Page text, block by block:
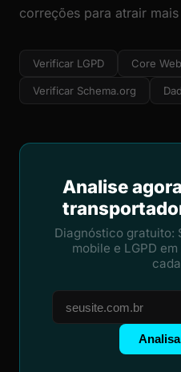
correções para atrair
Verificar LGPD Core
Verificar Schema.org
Analise
Diagnóstico gratuito:
mobile e LGPD